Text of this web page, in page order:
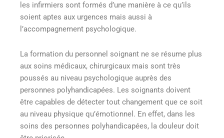
les infirmiers sont formés d’une manière à ce qu’ils
soient aptes aux urgences mais aussi à
l’accompagnement psychologique.
La formation du personnel soignant ne se résume plus
aux soins médicaux, chirurgicaux mais sont très
poussés au niveau psychologique auprès des
personnes polyhandicapées. Les soignants doivent
être capables de détecter tout changement que ce soit
au niveau physique qu’émotionnel. En effet, dans les
soins des personnes polyhandicapées, la douleur doit